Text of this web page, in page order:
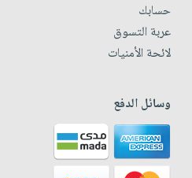
حسابك
عربة التسوق
لائحة الأمنيات
وسائل الدفع